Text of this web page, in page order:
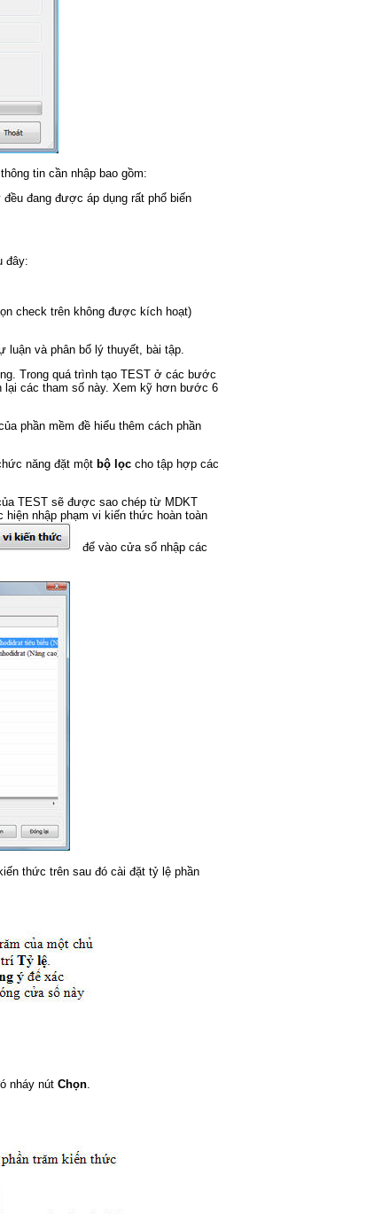
tin cần nhập bao gồm:
đang được áp dụng rất phổ biến
đây:
check trên không được kích hoạt)
luận và phân bổ lý thuyết, bài tập.
Trong quá trình tạo TEST ở các bước
lại các tham số này. Xem kỹ hơn bước 6
phần mềm đề hiểu thêm cách phần
năng đặt một bộ lọc cho tập hợp các
TEST sẽ được sao chép từ MDKT
nhập phạm vi kiến thức hoàn toàn
để vào cửa sổ nhập các
thức trên sau đó cài đặt tỷ lệ phần
nháy nút Chọn.